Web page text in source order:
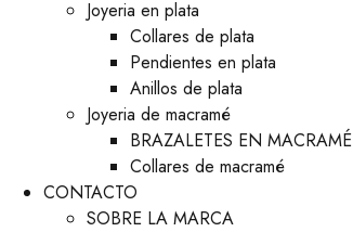
Joyeria en plata
Collares de plata
Pendientes en plata
Anillos de plata
Joyeria de macramé
BRAZALETES EN MACRAMÉ
Collares de macramé
CONTACTO
SOBRE LA MARCA